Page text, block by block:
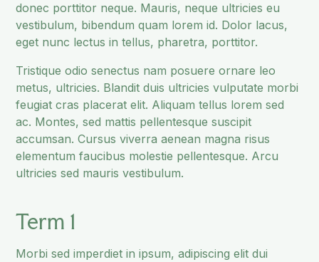
donec porttitor neque. Mauris, neque ultricies eu
vestibulum, bibendum quam lorem id. Dolor lacus,
eget nunc lectus in tellus, pharetra, porttitor.
Tristique odio senectus nam posuere ornare leo
metus, ultricies. Blandit duis ultricies vulputate morbi
feugiat cras placerat elit. Aliquam tellus lorem sed
ac. Montes, sed mattis pellentesque suscipit
accumsan. Cursus viverra aenean magna risus
elementum faucibus molestie pellentesque. Arcu
ultricies sed mauris vestibulum.
Term 1
Morbi sed imperdiet in ipsum, adipiscing elit dui